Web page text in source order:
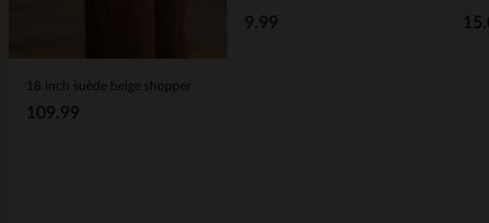
18 inch suède beige shopper
109.99
9.99